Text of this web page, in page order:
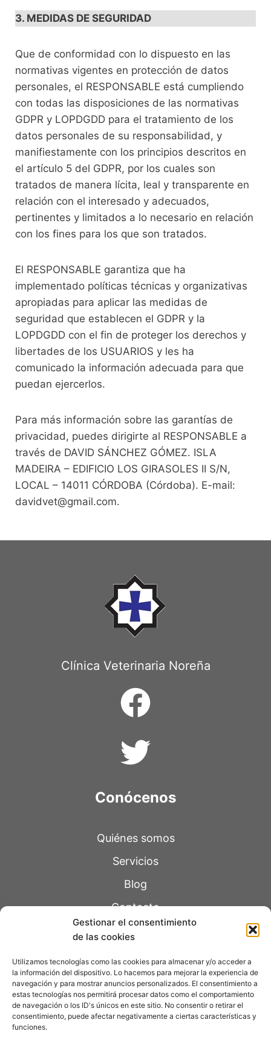
Gestionar el consentimiento
de las cookies
Utilizamos tecnologías como las cookies para almacenar y/o acceder a
la información del dispositivo. Lo hacemos para mejorar la experiencia de
navegación y para mostrar anuncios personalizados. El consentimiento a
estas tecnologías nos permitirá procesar datos como el comportamiento
de navegación o los ID's únicos en este sitio. No consentir o retirar el
consentimiento, puede afectar negativamente a ciertas características y
funciones.
3. MEDIDAS DE SEGURIDAD
Que de conformidad con lo dispuesto en las
normativas vigentes en protección de datos
personales, el RESPONSABLE está cumpliendo
con todas las disposiciones de las normativas
GDPR y LOPDGDD para el tratamiento de los
datos personales de su responsabilidad, y
manifiestamente con los principios descritos en
el artículo 5 del GDPR, por los cuales son
tratados de manera lícita, leal y transparente en
relación con el interesado y adecuados,
pertinentes y limitados a lo necesario en relación
con los fines para los que son tratados.
El RESPONSABLE garantiza que ha
implementado políticas técnicas y organizativas
apropiadas para aplicar las medidas de
seguridad que establecen el GDPR y la
LOPDGDD con el fin de proteger los derechos y
libertades de los USUARIOS y les ha
comunicado la información adecuada para que
puedan ejercerlos.
Para más información sobre las garantías de
privacidad, puedes dirigirte al RESPONSABLE a
través de DAVID SÁNCHEZ GÓMEZ. ISLA
MADEIRA – EDIFICIO LOS GIRASOLES II S/N,
LOCAL – 14011 CÓRDOBA (Córdoba). E-mail:
davidvet@gmail.com.
Clínica Veterinaria Noreña
Conócenos
Quiénes somos
Servicios
Blog
Contacto
Política de Privacidad
Aviso Legal